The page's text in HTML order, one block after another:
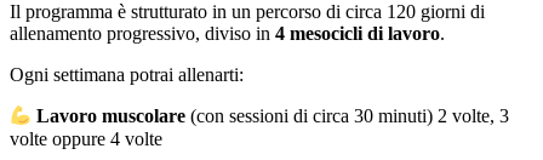
Il programma è strutturato in un percorso di circa 120 giorni di
allenamento progressivo, diviso in 4 mesocicli di lavoro.
Ogni settimana potrai allenarti:
Lavoro muscolare (con sessioni di circa 30 minuti) 2 volte, 3
volte oppure 4 volte